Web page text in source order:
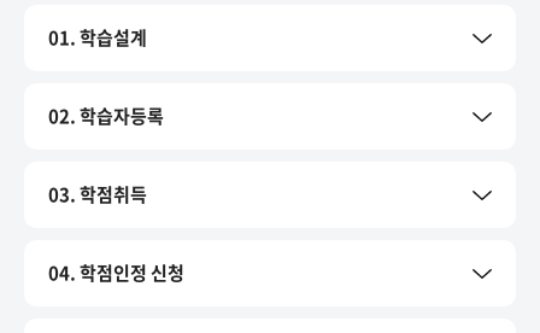
01. 학습설계
02. 학습자등록
03. 학점취득
04. 학점인정 신청